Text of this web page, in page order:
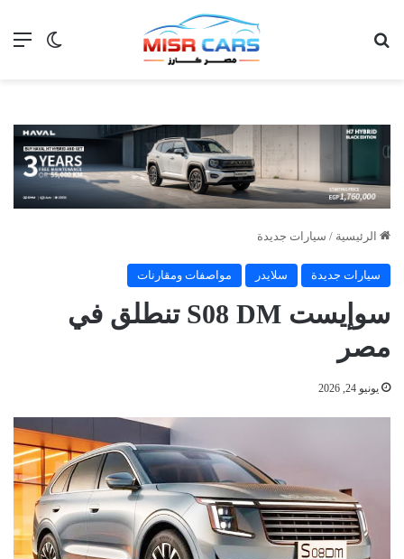
الوضع
الرئيسية / سيارات جديدة
سيارات جديدة سلايدر مواصفات ومقارنات
سوإيست S08 DM تنطلق في
مصر
يونيو 24, 2026